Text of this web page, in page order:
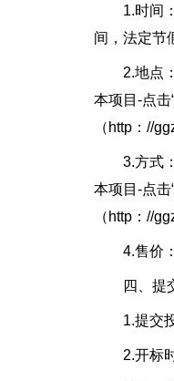
1.时间：
间，法定节
2.地点：“
本项目-点
（http：//
3.方式：“
本项目-点
（http：//
4.售价：
四、提交
1.提交投
2.开标时